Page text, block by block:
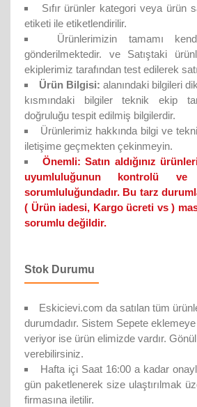
Sıfır ürünler kategori veya ürün
etiketi ile etiketlendirilir.
Ürünlerimizin tamamı
gönderilmektedir. ve Satıştaki
ekiplerimiz tarafından test edilerek
Ürün Bilgisi: alanındaki bilgileri
kısmındaki bilgiler teknik ekip
doğruluğu tespit edilmiş bilgilerdir.
Ürünlerimiz hakkında bilgi ve
iletişime geçmekten çekinmeyin.
Önemli: Satın aldığınız
uyumluluğunun kontrolü
sorumluluğundadır. Bu tarz
( Ürün iadesi, Kargo ücreti vs )
sorumlu değildir.
Stok Durumu
Eskicievi.com da satılan tüm
durumdadır. Sistem Sepete
veriyor ise ürün elimizde vardır. Gönül
verebilirsiniz.
Hafta içi Saat 16:00 a kadar
gün paketlenerek size ulaştırılmak
firmasına iletilir.